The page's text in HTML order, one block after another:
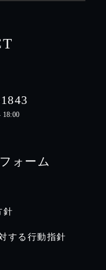
18:00
ォーム
針
する行動指針